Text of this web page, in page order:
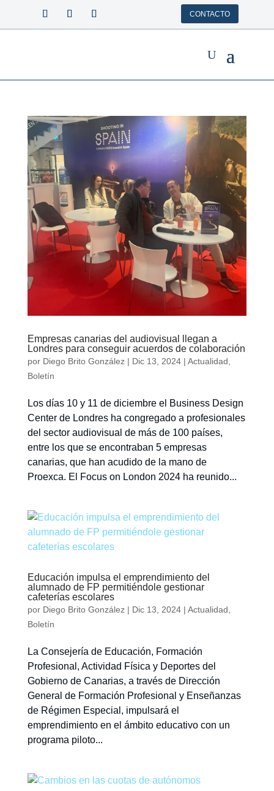
CONTACTO
Empresas canarias del audiovisual llegan a
Londres para conseguir acuerdos de colaboración
por Diego Brito González| Dic 13, 2024| Actualidad,
Boletín
Los días 10 y 11 de diciembre el Business Design
Center de Londres ha congregado a profesionales
del sector audiovisual de más de 100 países,
entre los que se encontraban 5 empresas
canarias, que han acudido de la mano de
Proexca. El Focus on London 2024 ha reunido...
Educación impulsa el emprendimiento del
alumnado de FP permitiéndole gestionar
cafeterías escolares
por Diego Brito González| Dic 13, 2024| Actualidad,
Boletín
La Consejería de Educación, Formación
Profesional, Actividad Física y Deportes del
Gobierno de Canarias, a través de Dirección
General de Formación Profesional y Enseñanzas
de Régimen Especial, impulsará el
emprendimiento en el ámbito educativo con un
programa piloto...